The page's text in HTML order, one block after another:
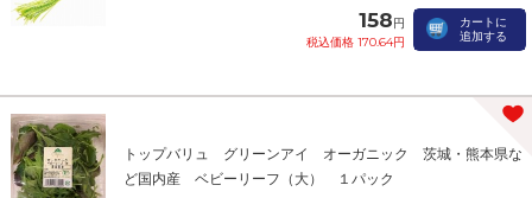
158円
税込価格 170.64円
カートに
追加する
トップバリュ グリーンアイ オーガニック 茨城・熊本県な
ど国内産 ベビーリーフ（大） １パック